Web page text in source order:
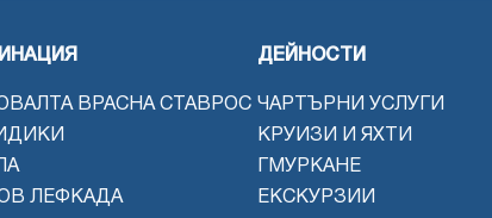
ВРАСНА СТАВРОС
ЛЕФКАДА
ДЕЙНОСТИ
ЧАРТЪРНИ УСЛУГИ
КРУИЗИ И ЯХТИ
ГМУРКАНЕ
ЕКСКУРЗИИ